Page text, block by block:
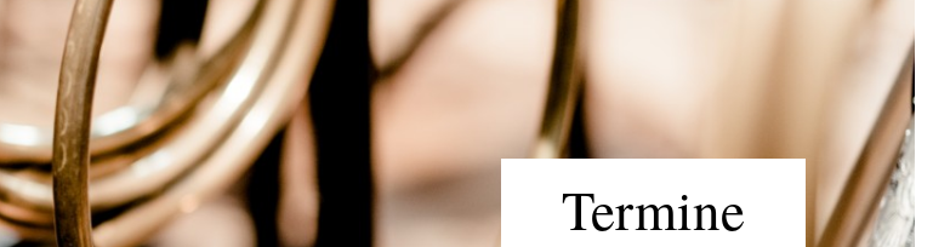
Termine